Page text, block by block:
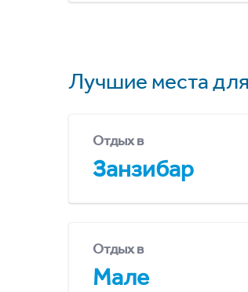
Лучшие места
Отдых в
Занзибар
Отдых в
Мале